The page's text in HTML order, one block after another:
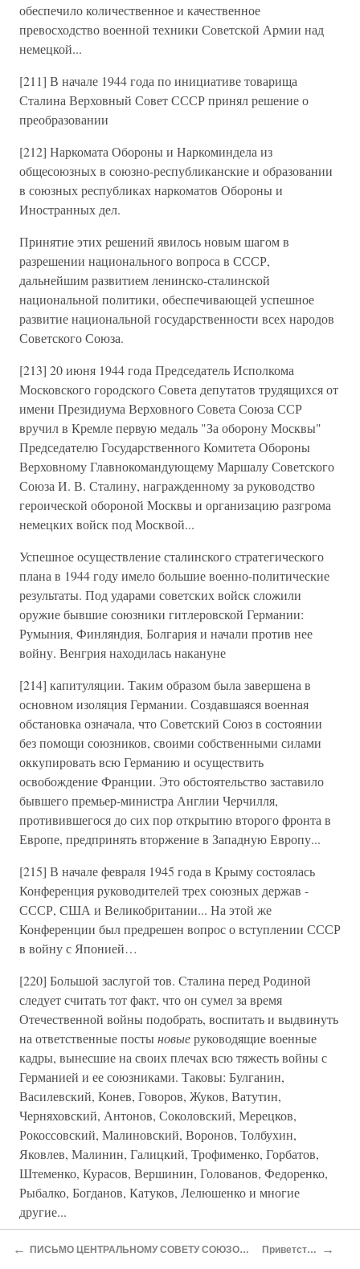
обеспечило количественное и качественное
превосходство военной техники Советской Армии над
немецкой...
[211] В начале 1944 года по инициативе товарища
Сталина Верховный Совет СССР принял решение о
преобразовании
[212] Наркомата Обороны и Наркоминдела из
общесоюзных в союзно-республиканские и образовании
в союзных республиках наркоматов Обороны и
Иностранных дел.
Принятие этих решений явилось новым шагом в
разрешении национального вопроса в СССР,
дальнейшим развитием ленинско-сталинской
национальной политики, обеспечивающей успешное
развитие национальной государственности всех народов
Советского Союза.
[213] 20 июня 1944 года Председатель Исполкома
Московского городского Совета депутатов трудящихся от
имени Президиума Верховного Совета Союза ССР
вручил в Кремле первую медаль "За оборону Москвы"
Председателю Государственного Комитета Обороны
Верховному Главнокомандующему Маршалу Советского
Союза И. В. Сталину, награжденному за руководство
героической обороной Москвы и организацию разгрома
немецких войск под Москвой...
Успешное осуществление сталинского стратегического
плана в 1944 году имело большие военно-политические
результаты. Под ударами советских войск сложили
оружие бывшие союзники гитлеровской Германии:
Румыния, Финляндия, Болгария и начали против нее
войну. Венгрия находилась накануне
[214] капитуляции. Таким образом была завершена в
основном изоляция Германии. Создавшаяся военная
обстановка означала, что Советский Союз в состоянии
без помощи союзников, своими собственными силами
оккупировать всю Германию и осуществить
освобождение Франции. Это обстоятельство заставило
бывшего премьер-министра Англии Черчилля,
противившегося до сих пор открытию второго фронта в
Европе, предпринять вторжение в Западную Европу...
[215] В начале февраля 1945 года в Крыму состоялась
Конференция руководителей трех союзных держав -
СССР, США и Великобритании... На этой же
Конференции был предрешен вопрос о вступлении СССР
в войну с Японией…
[220] Большой заслугой тов. Сталина перед Родиной
следует считать тот факт, что он сумел за время
Отечественной войны подобрать, воспитать и выдвинуть
на ответственные постыновыеруководящие военные
кадры, вынесшие на своих плечах всю тяжесть войны с
Германией и ее союзниками. Таковы: Булганин,
Василевский, Конев, Говоров, Жуков, Ватутин,
Черняховский, Антонов, Соколовский, Мерецков,
Рокоссовский, Малиновский, Воронов, Толбухин,
Яковлев, Малинин, Галицкий, Трофименко, Горбатов,
Штеменко, Курасов, Вершинин, Голованов, Федоренко,
Рыбалко, Богданов, Катуков, Лелюшенко и многие
другие...
[222] 16 июля 1945 года И. В. Сталин прибыл в Берлин,
← ПИСЬМО ЦЕНТРАЛЬНОМУ СОВЕТУ СОЮЗОВ СВОБОДНОЙ НЕМЕЦКОЙ МОЛОДЕЖИ Приветствие Москве →